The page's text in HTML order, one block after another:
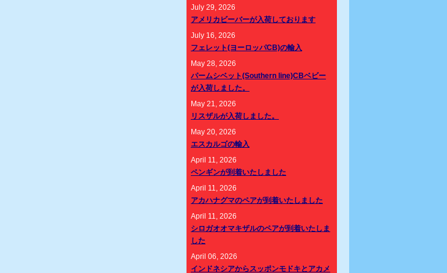
July 29, 2026
アメリカビーバーが入荷しております
July 16, 2026
フェレット(ヨーロッパCB)の輸入
May 28, 2026
パームシベット(Southern line)CBベビー
が入荷しました。
May 21, 2026
リスザルが入荷しました。
May 20, 2026
エスカルゴの輸入
April 11, 2026
ペンギンが到着いたしました
April 11, 2026
アカハナグマのペアが到着いたしました
April 11, 2026
シロガオオマキザルのペアが到着いたしま
した
April 06, 2026
インドネシアからスッポンモドキとアカメ